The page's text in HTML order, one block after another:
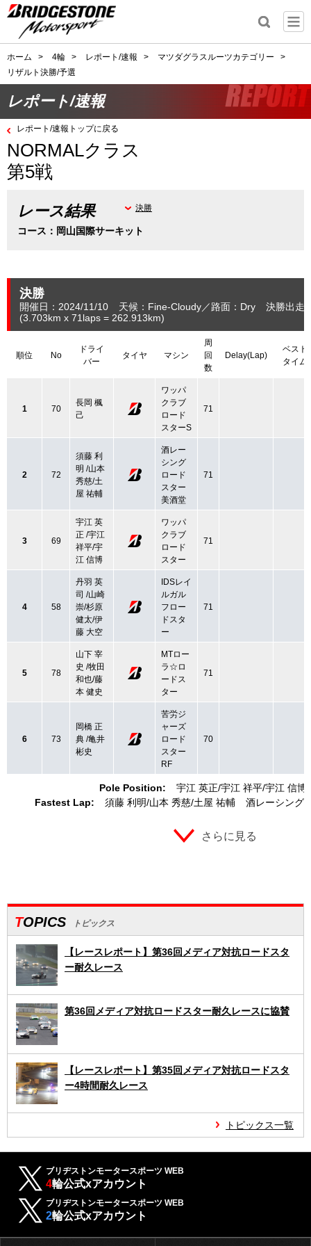
ホーム > 4輪 > レポート/速報 > マツダグラスルーツカテゴリー
>
リザルト決勝/予選
レポート/速報
レポート/速報トップに戻る
NORMALクラス
第5戦
レース結果
コース：岡山国際サーキット
決勝
決勝
開催日：2024/11/10 天候：Fine-Cloudy 路面：Dry
決勝出走
(3.703km x 71laps = 262.913km)
順位 No
ドライ
バー
タイヤ マシン
周
回
数
Delay(Lap)
ベスト
タイム
Pole Position: 宇江 英正 宇江 祥平 宇江 信博
Fastest Lap:
須藤 利明 山本 秀慈 土屋 祐輔 酒レーシング
1 70
長岡 楓
己
ワッパ
クラブ
ロード
スターS
71
2 72
須藤 利
明 /山本
秀慈/土
屋 祐輔
酒レー
シング
ロード
スター
美酒堂
71
3 69
宇江 英
正 /宇江
祥平/宇
江 信博
ワッパ
クラブ
ロード
スター
71
4 58
丹羽 英
司 /山崎
崇/杉原
健太/伊
藤 大空
IDSレイ
ルガル
フロー
ドスタ
ー
71
5 78
山下 宰
史 /牧田
和也/藤
本 健史
MTロー
ラ☆ロ
ードス
ター
71
6 73
岡橋 正
典 /亀井
彬史
苦労ジ
ャーズ
ロード
スター
RF
70
さらに見る
TOPICS トピックス
【レースレポート】第36回メディア対抗ロードスタ
ー耐久レース
第36回メディア対抗ロードスター耐久レースに協賛
【レースレポート】第35回メディア対抗ロードスタ
ー4時間耐久レース
トピックス一覧
ブリヂストンモータースポーツ WEB
4輪公式xアカウント
ブリヂストンモータースポーツ WEB
2輪公式xアカウント